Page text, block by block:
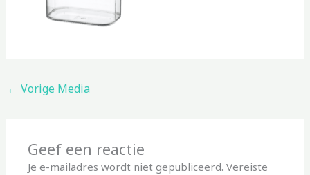
← Vorige Media
Geef een reactie
Je e-mailadres wordt niet gepubliceerd. Vereiste